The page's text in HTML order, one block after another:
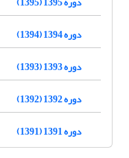
دوره 1394 (1394)
دوره 1393 (1393)
دوره 1392 (1392)
دوره 1391 (1391)